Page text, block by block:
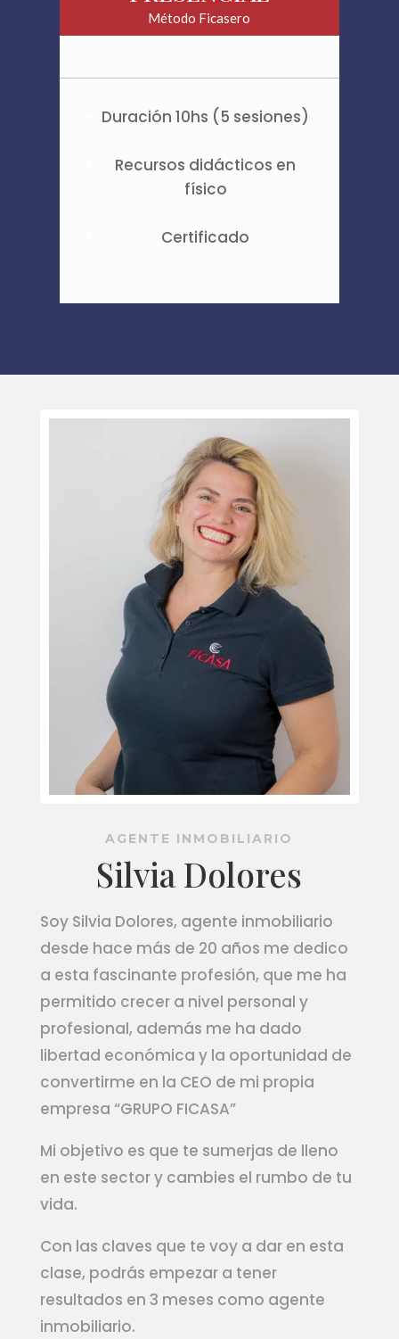
Método Ficasero
Duración 10hs (5 sesiones)
Recursos didácticos en
físico
Certificado
AGENTE INMOBILIARIO
Silvia Dolores
Soy Silvia Dolores, agente inmobiliario
desde hace más de 20 años me dedico
a esta fascinante profesión, que me ha
permitido crecer a nivel personal y
profesional, además me ha dado
libertad económica y la oportunidad de
convertirme en la CEO de mi propia
empresa “GRUPO FICASA”
Mi objetivo es que te sumerjas de lleno
en este sector y cambies el rumbo de tu
vida.
Con las claves que te voy a dar en esta
clase, podrás empezar a tener
resultados en 3 meses como agente
inmobiliario.